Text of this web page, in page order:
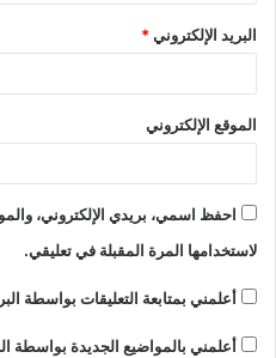
البريد الإلكتروني*
الموقع الإلكتروني
احفظ اسمي، بريدي الإلكتروني،
لاستخدامها المرة المقبلة في تعليقي.
أعلمني بمتابعة التعليقات بواسطة
أعلمني بالمواضيع الجديدة بواسطة